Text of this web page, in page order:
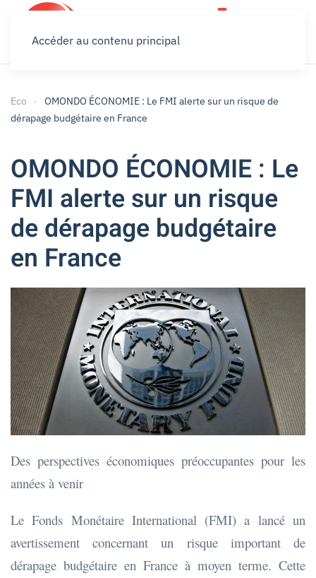
Accéder au contenu principal
Eco
OMONDO ÉCONOMIE : Le FMI alerte sur un risque de
dérapage budgétaire en France
OMONDO ÉCONOMIE : Le
FMI alerte sur un risque
de dérapage budgétaire
en France
Des perspectives économiques préoccupantes pour les
années à venir
Le Fonds Monétaire International (FMI) a lancé un
avertissement concernant un risque important de
dérapage budgétaire en France à moyen terme. Cette